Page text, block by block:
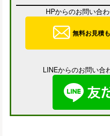
HPからのお問い合
無料お見積
LINEからのお問い合